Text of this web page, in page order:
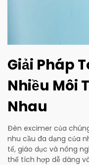
Giải Pháp
Nhiều Môi
Nhau
Đèn excimer của
nhu cầu đa dạng của
tế, giáo dục và nông
thể tích hợp dễ dàng